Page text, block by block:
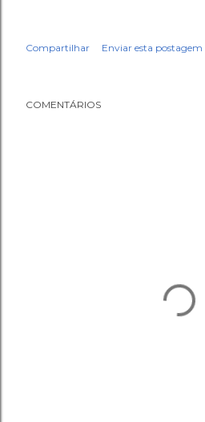
Compartilhar Enviar esta postagem
COMENTÁRIOS